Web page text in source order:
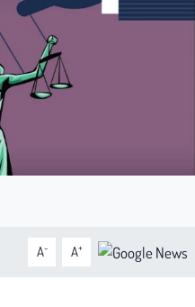
A- A+